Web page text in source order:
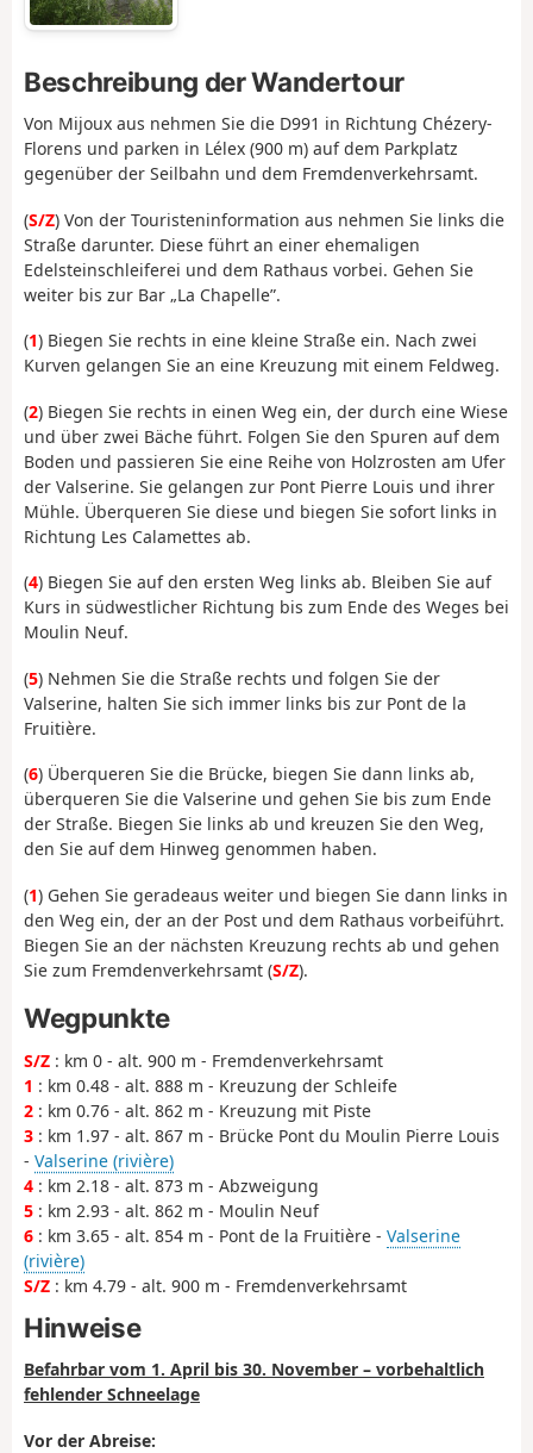
Beschreibung der Wandertour
Von Mijoux aus nehmen Sie die D991 in Richtung Chézery-
Florens und parken in Lélex (900 m) auf dem Parkplatz
gegenüber der Seilbahn und dem Fremdenverkehrsamt.
(S/Z) Von der Touristeninformation aus nehmen Sie links die
Straße darunter. Diese führt an einer ehemaligen
Edelsteinschleiferei und dem Rathaus vorbei. Gehen Sie
weiter bis zur Bar „La Chapelle”.
(1) Biegen Sie rechts in eine kleine Straße ein. Nach zwei
Kurven gelangen Sie an eine Kreuzung mit einem Feldweg.
(2) Biegen Sie rechts in einen Weg ein, der durch eine Wiese
und über zwei Bäche führt. Folgen Sie den Spuren auf dem
Boden und passieren Sie eine Reihe von Holzrosten am Ufer
der Valserine. Sie gelangen zur Pont Pierre Louis und ihrer
Mühle. Überqueren Sie diese und biegen Sie sofort links in
Richtung Les Calamettes ab.
(4) Biegen Sie auf den ersten Weg links ab. Bleiben Sie auf
Kurs in südwestlicher Richtung bis zum Ende des Weges bei
Moulin Neuf.
(5) Nehmen Sie die Straße rechts und folgen Sie der
Valserine, halten Sie sich immer links bis zur Pont de la
Fruitière.
(6) Überqueren Sie die Brücke, biegen Sie dann links ab,
überqueren Sie die Valserine und gehen Sie bis zum Ende
der Straße. Biegen Sie links ab und kreuzen Sie den Weg,
den Sie auf dem Hinweg genommen haben.
(1) Gehen Sie geradeaus weiter und biegen Sie dann links in
den Weg ein, der an der Post und dem Rathaus vorbeiführt.
Biegen Sie an der nächsten Kreuzung rechts ab und gehen
Sie zum Fremdenverkehrsamt (S/Z).
Wegpunkte
S/Z : km 0 - alt. 900 m - Fremdenverkehrsamt
1 : km 0.48 - alt. 888 m - Kreuzung der Schleife
2 : km 0.76 - alt. 862 m - Kreuzung mit Piste
3 : km 1.97 - alt. 867 m - Brücke Pont du Moulin Pierre Louis
- Valserine (rivière)
4 : km 2.18 - alt. 873 m - Abzweigung
5 : km 2.93 - alt. 862 m - Moulin Neuf
6 : km 3.65 - alt. 854 m - Pont de la Fruitière - Valserine
(rivière)
S/Z : km 4.79 - alt. 900 m - Fremdenverkehrsamt
Hinweise
Befahrbar vom 1. April bis 30. November – vorbehaltlich
fehlender Schneelage
Vor der Abreise: